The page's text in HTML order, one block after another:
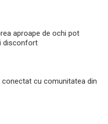
aproape de ochi pot
disconfort
cu comunitatea din